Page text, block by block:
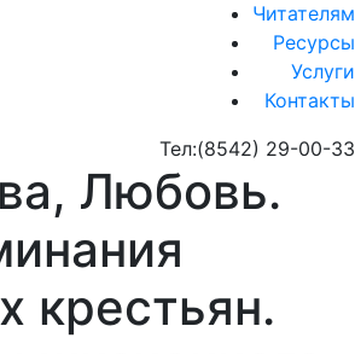
Читателям
Ресурсы
Услуги
Контакты
Тел:(8542) 29-00-33
Любовь.
крестьян.